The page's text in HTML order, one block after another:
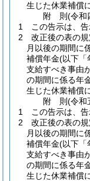
生じた休業補償
附 則(令和
1
この告示は、
2
改正後の表の
月以後の期間に
補償年金(以下「
支給すべき事由
の期間に係る年
生じた休業補償
附 則(令和
1
この告示は、
2
改正後の表の
月以後の期間に
補償年金(以下「
支給すべき事由
の期間に係る年
生じた休業補償